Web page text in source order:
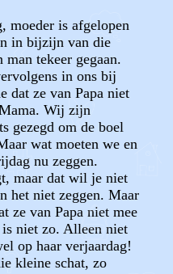
moeder is afgelopen
in bijzijn van die
tekeer gegaan.
in ons bij
dat ze van Papa niet
Wij zijn
gezegd om de boel
wat moeten we en
nu zeggen.
maar dat wil je niet
het niet zeggen. Maar
ze van Papa niet mee
niet zo. Alleen niet
op haar verjaardag!
kleine schat, zo